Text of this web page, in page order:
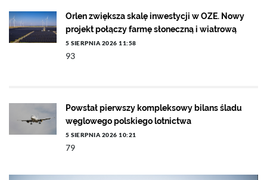
Orlen zwiększa skalę inwestycji w OZE. Nowy
projekt połączy farmę słoneczną i wiatrową
5 SIERPNIA 2026 11:58
93
Powstał pierwszy kompleksowy bilans śladu
węglowego polskiego lotnictwa
5 SIERPNIA 2026 10:21
79